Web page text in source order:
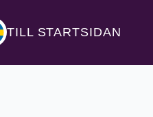
TILL STARTSIDAN